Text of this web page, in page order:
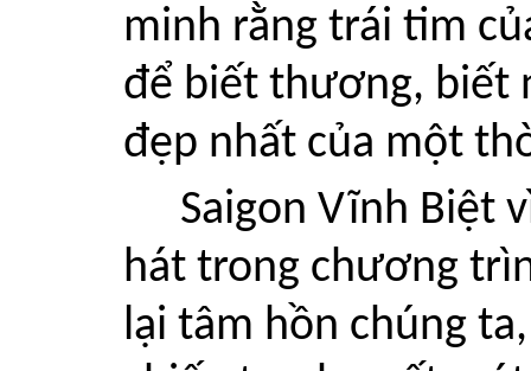
minh rằng trái tim
để biết thương, biết
đẹp nhất của một
Saigon Vĩnh Biệt
hát trong chương
lại tâm hồn chúng